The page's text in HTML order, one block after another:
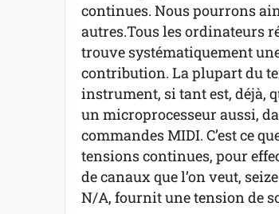
continues. Nous pourrons
autres.Tous les ordinateurs
trouve systématiquement
contribution. La plupart du
instrument, si tant est, déjà,
un microprocesseur aussi,
commandes MIDI. C’est ce
tensions continues, pour
de canaux que l’on veut,
N/A, fournit une tension de